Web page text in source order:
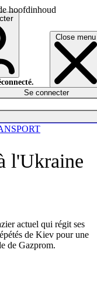
hoofdinhoud
Close menu
Se connecter
l'Ukraine
actuel qui régit ses
de Kiev pour une
de Gazprom.